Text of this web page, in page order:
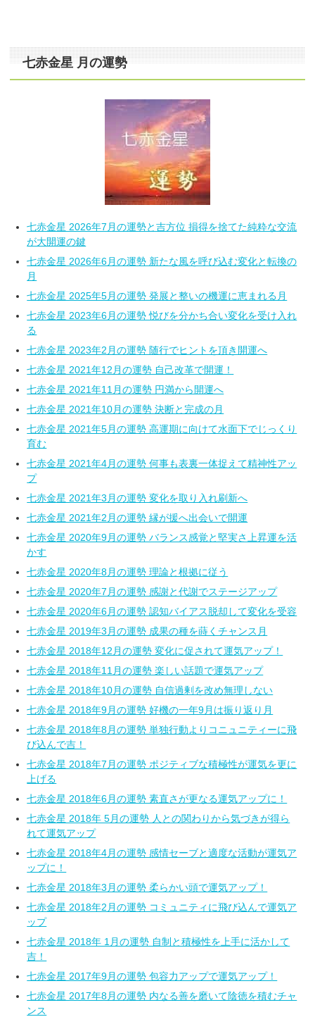
七赤金星 月の運勢
七赤金星 2026年7月の運勢と吉方位 損得を捨てた純粋な交流
が大開運の鍵
七赤金星 2026年6月の運勢 新たな風を呼び込む変化と転換の
月
七赤金星 2025年5月の運勢 発展と整いの機運に恵まれる月
七赤金星 2023年6月の運勢 悦びを分かち合い変化を受け入れ
る
七赤金星 2023年2月の運勢 随行でヒントを頂き開運へ
七赤金星 2021年12月の運勢 自己改革で開運！
七赤金星 2021年11月の運勢 円満から開運へ
七赤金星 2021年10月の運勢 決断と完成の月
七赤金星 2021年5月の運勢 高運期に向けて水面下でじっくり
育む
七赤金星 2021年4月の運勢 何事も表裏一体捉えて精神性アッ
プ
七赤金星 2021年3月の運勢 変化を取り入れ刷新へ
七赤金星 2021年2月の運勢 縁が援へ出会いで開運
七赤金星 2020年9月の運勢 バランス感覚と堅実さ上昇運を活
かす
七赤金星 2020年8月の運勢 理論と根拠に従う
七赤金星 2020年7月の運勢 感謝と代謝でステージアップ
七赤金星 2020年6月の運勢 認知バイアス脱却して変化を受容
七赤金星 2019年3月の運勢 成果の種を蒔くチャンス月
七赤金星 2018年12月の運勢 変化に促されて運気アップ！
七赤金星 2018年11月の運勢 楽しい話題で運気アップ
七赤金星 2018年10月の運勢 自信過剰を改め無理しない
七赤金星 2018年9月の運勢 好機の一年9月は振り返り月
七赤金星 2018年8月の運勢 単独行動よりコニュニティーに飛
び込んで吉！
七赤金星 2018年7月の運勢 ポジティブな積極性が運気を更に
上げる
七赤金星 2018年6月の運勢 素直さが更なる運気アップに！
七赤金星 2018年 5月の運勢 人との関わりから気づきが得ら
れて運気アップ
七赤金星 2018年4月の運勢 感情セーブと適度な活動が運気ア
ップに！
七赤金星 2018年3月の運勢 柔らかい頭で運気アップ！
七赤金星 2018年2月の運勢 コミュニティに飛び込んで運気ア
ップ
七赤金星 2018年 1月の運勢 自制と積極性を上手に活かして
吉！
七赤金星 2017年9月の運勢 包容力アップで運気アップ！
七赤金星 2017年8月の運勢 内なる善を磨いて陰徳を積むチャ
ンス